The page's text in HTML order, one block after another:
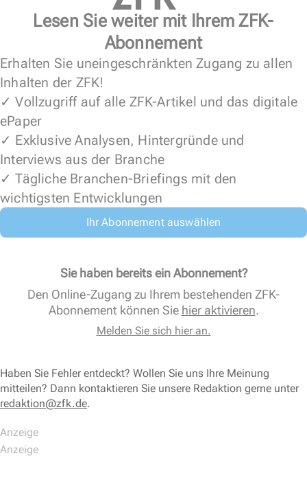
Lesen Sie weiter mit Ihrem ZFK-
Abonnement
Erhalten Sie uneingeschränkten Zugang zu allen
Inhalten der ZFK!
✓ Vollzugriff auf alle ZFK-Artikel und das digitale
ePaper
✓ Exklusive Analysen, Hintergründe und
Interviews aus der Branche
✓ Tägliche Branchen-Briefings mit den
wichtigsten Entwicklungen
Ihr Abonnement auswählen
Sie haben bereits ein Abonnement?
Den Online-Zugang zu Ihrem bestehenden ZFK-
Abonnement können Sie hier aktivieren.
Melden Sie sich hier an.
Haben Sie Fehler entdeckt? Wollen Sie uns Ihre Meinung
mitteilen? Dann kontaktieren Sie unsere Redaktion gerne unter
redaktion@zfk.de.